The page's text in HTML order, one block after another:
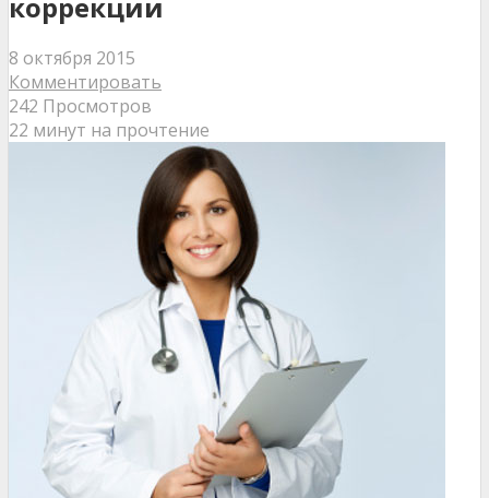
8 октября 2015
Комментировать
242 Просмотров
22 минут на прочтение